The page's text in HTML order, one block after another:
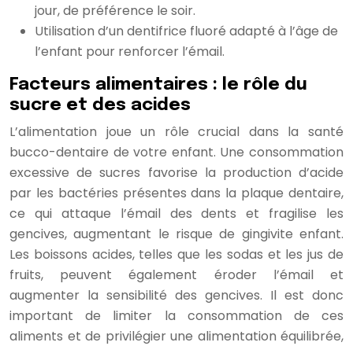
jour, de préférence le soir.
Utilisation d’un dentifrice fluoré adapté à l’âge de
l’enfant pour renforcer l’émail.
Facteurs alimentaires : le rôle du
sucre et des acides
L’alimentation joue un rôle crucial dans la santé
bucco-dentaire de votre enfant. Une consommation
excessive de sucres favorise la production d’acide
par les bactéries présentes dans la plaque dentaire,
ce qui attaque l’émail des dents et fragilise les
gencives, augmentant le risque de gingivite enfant.
Les boissons acides, telles que les sodas et les jus de
fruits, peuvent également éroder l’émail et
augmenter la sensibilité des gencives. Il est donc
important de limiter la consommation de ces
aliments et de privilégier une alimentation équilibrée,